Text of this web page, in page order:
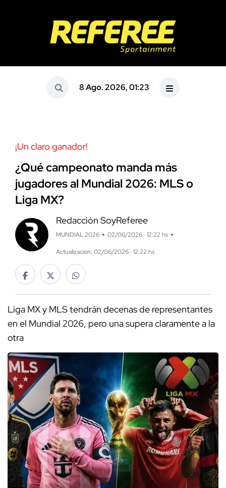
8 Ago. 2026, 01:23
¡Un claro ganador!
¿Qué campeonato manda más
jugadores al Mundial 2026: MLS o
Liga MX?
Redacción SoyReferee
MUNDIAL 2026 02/06/2026 · 12:22 hs
Actualización: 02/06/2026 · 12:22 hs
Liga MX y MLS tendrán decenas de representantes
en el Mundial 2026, pero una supera claramente a la
otra